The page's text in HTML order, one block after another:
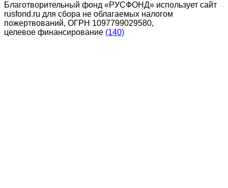
Благотворительный фонд «РУСФОНД» использует сайт
rusfond.ru для сбора не облагаемых налогом
пожертвований, ОГРН 1097799029580,
целевое финансирование (140)